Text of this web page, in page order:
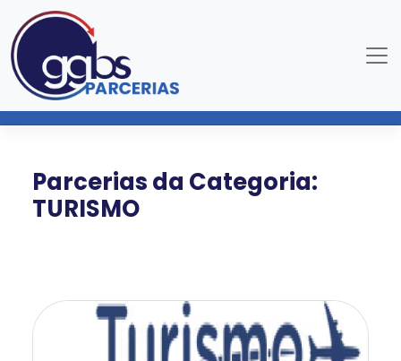
Parcerias da Categoria:
TURISMO